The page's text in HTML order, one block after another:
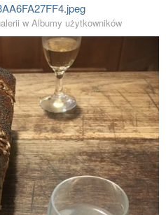
w Albumy użytkowników